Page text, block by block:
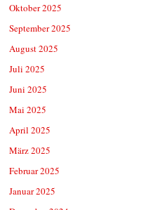
Oktober 2025
September 2025
August 2025
Juli 2025
Juni 2025
Mai 2025
April 2025
März 2025
Februar 2025
Januar 2025